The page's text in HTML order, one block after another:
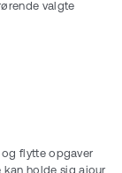
valgte
flytte opgaver